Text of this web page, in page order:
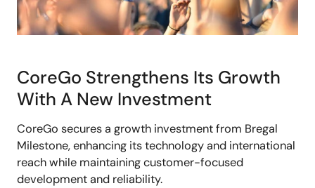
CoreGo Strengthens Its Growth
With A New Investment
CoreGo secures a growth investment from Bregal
Milestone, enhancing its technology and international
reach while maintaining customer-focused
development and reliability.